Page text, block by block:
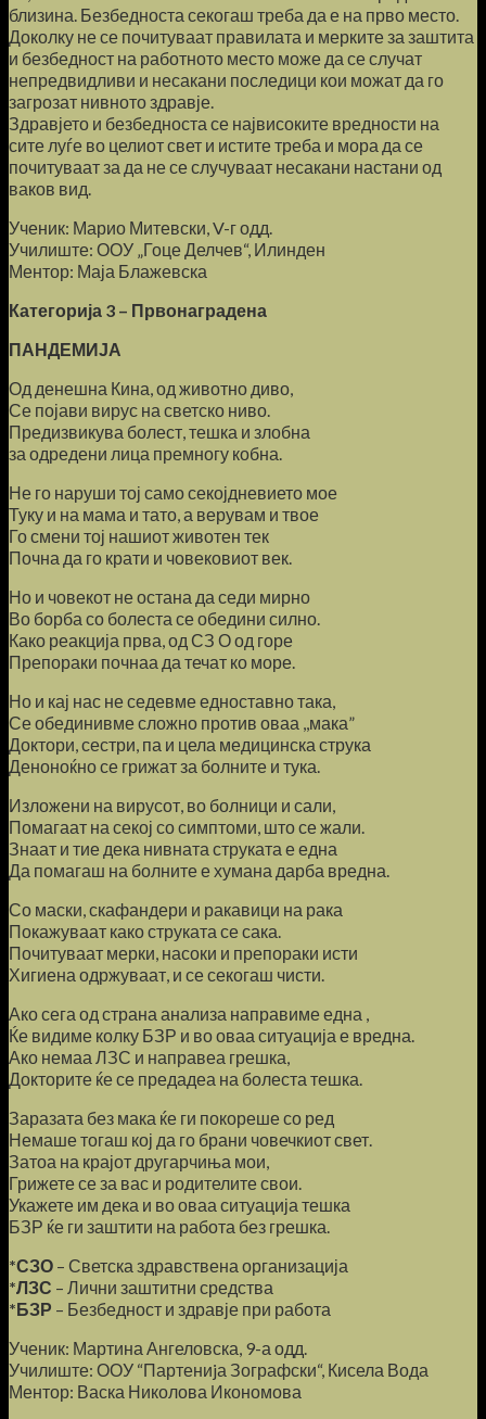
близина. Безбедноста секогаш треба да е на прво место.
Доколку не се почитуваат правилата и мерките за заштита
и безбедност на работното место може да се случат
непредвидливи и несакани последици кои можат да го
загрозат нивното здравје.
Здравјето и безбедноста се највисоките вредности на
сите луѓе во целиот свет и истите треба и мора да се
почитуваат за да не се случуваат несакани настани од
ваков вид.
Ученик: Марио Митевски, V-г одд.
Училиште: ООУ „Гоце Делчев“, Илинден
Ментор: Маја Блажевска
Категорија 3 – Првонаградена
ПАНДЕМИЈА
Од денешна Кина, од животно диво,
Се појави вирус на светско ниво.
Предизвикува болест, тешка и злобна
за одредени лица премногу кобна.
Не го наруши тој само секојдневието мое
Туку и на мама и тато, а верувам и твое
Го смени тој нашиот животен тек
Почна да го крати и човековиот век.
Но и човекот не остана да седи мирно
Во борба со болеста се обедини силно.
Како реакција прва, од СЗ О од горе
Препораки почнаа да течат ко море.
Но и кај нас не седевме едноставно така,
Се обединивме сложно против оваа ,,мака”
Доктори, сестри, па и цела медицинска струка
Деноноќно се грижат за болните и тука.
Изложени на вирусот, во болници и сали,
Помагаат на секој со симптоми, што се жали.
Знаат и тие дека нивната струката е една
Да помагаш на болните е хумана дарба вредна.
Со маски, скафандери и ракавици на рака
Покажуваат како струката се сака.
Почитуваат мерки, насоки и препораки исти
Хигиена одржуваат, и се секогаш чисти.
Ако сега од страна анализа направиме една ,
Ќе видиме колку БЗР и во оваа ситуација е вредна.
Ако немаа ЛЗС и направеа грешка,
Докторите ќе се предадеа на болеста тешка.
Заразата без мака ќе ги покореше со ред
Немаше тогаш кој да го брани човечкиот свет.
Затоа на крајот другарчиња мои,
Грижете се за вас и родителите свои.
Укажете им дека и во оваа ситуација тешка
БЗР ќе ги заштити на работа без грешка.
*СЗО – Светска здравствена организација
*ЛЗС – Лични заштитни средства
*БЗР – Безбедност и здравје при работа
Ученик: Мартина Ангеловска, 9-а одд.
Училиште: ООУ “Партениjа Зографски“, Кисела Вода
Ментор: Васка Николова Икономова